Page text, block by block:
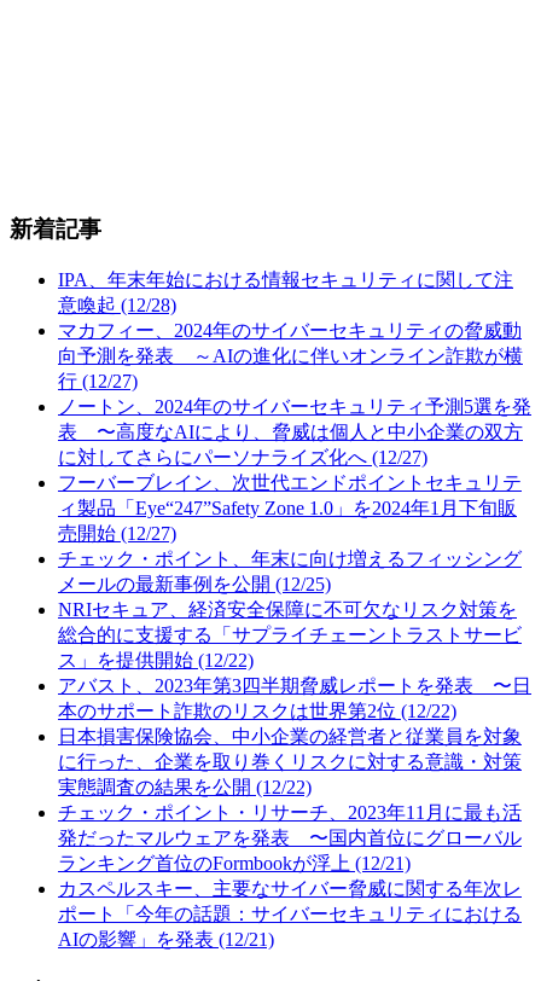
新着記事
IPA、年末年始における情報セキュリティに関して注
意喚起 (12/28)
マカフィー、2024年のサイバーセキュリティの脅威動
向予測を発表 ～AIの進化に伴いオンライン詐欺が横
行 (12/27)
ノートン、2024年のサイバーセキュリティ予測5選を発
表 〜高度なAIにより、脅威は個人と中小企業の双方
に対してさらにパーソナライズ化へ (12/27)
フーバーブレイン、次世代エンドポイントセキュリテ
ィ製品「Eye“247”Safety Zone 1.0」を2024年1月下旬販
売開始 (12/27)
チェック・ポイント、年末に向け増えるフィッシング
メールの最新事例を公開 (12/25)
NRIセキュア、経済安全保障に不可欠なリスク対策を
総合的に支援する「サプライチェーントラストサービ
ス」を提供開始 (12/22)
アバスト、2023年第3四半期脅威レポートを発表 〜日
本のサポート詐欺のリスクは世界第2位 (12/22)
日本損害保険協会、中小企業の経営者と従業員を対象
に行った、企業を取り巻くリスクに対する意識・対策
実態調査の結果を公開 (12/22)
チェック・ポイント・リサーチ、2023年11月に最も活
発だったマルウェアを発表 〜国内首位にグローバル
ランキング首位のFormbookが浮上 (12/21)
カスペルスキー、主要なサイバー脅威に関する年次レ
ポート「今年の話題：サイバーセキュリティにおける
AIの影響」を発表 (12/21)